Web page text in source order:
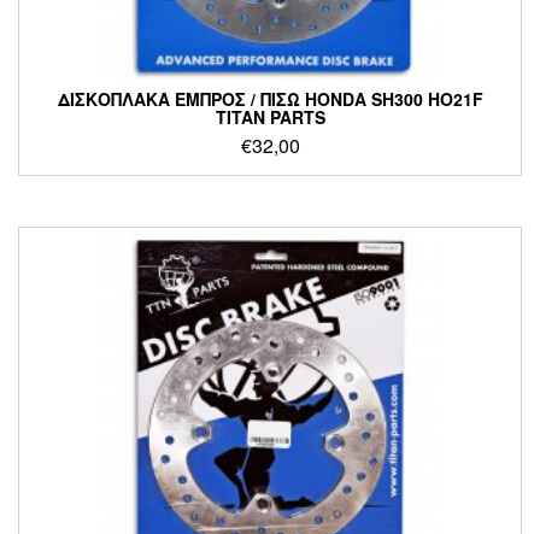
ΔΙΣΚΟΠΛΑΚΑ ΕΜΠΡΟΣ / ΠΙΣΩ HONDA SH300 HO21F
TITAN PARTS
€32,00